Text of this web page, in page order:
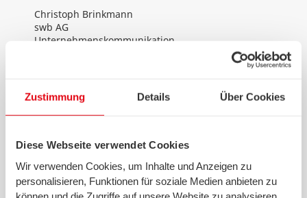
Zustimmung Details Über Cookies
Diese Webseite verwendet Cookies
Wir verwenden Cookies, um Inhalte und Anzeigen zu
personalisieren, Funktionen für soziale Medien anbieten zu
Christoph Brinkmann
swb AG
Unternehmenskommunikation
T 0421 359-2762
F 0421 359-152762